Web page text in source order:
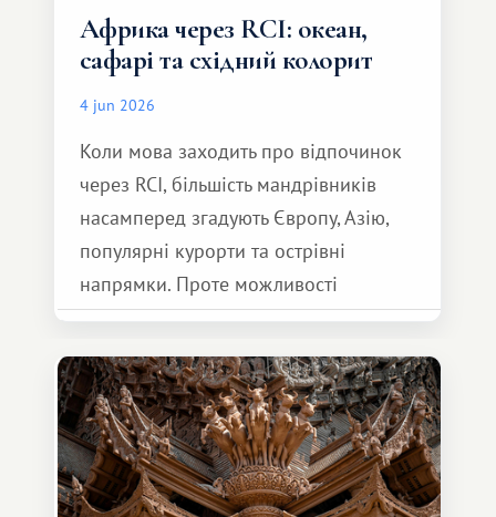
Африка через RCI: океан,
сафарі та східний колорит
4 jun 2026
Коли мова заходить про відпочинок
через RCI, більшість мандрівників
насамперед згадують Європу, Азію,
популярні курорти та острівні
напрямки. Проте можливості
обмінної системи значно ширші.
Серед них є і Африка – континент,
який здатний подарувати зовсім
інший формат подорожі.